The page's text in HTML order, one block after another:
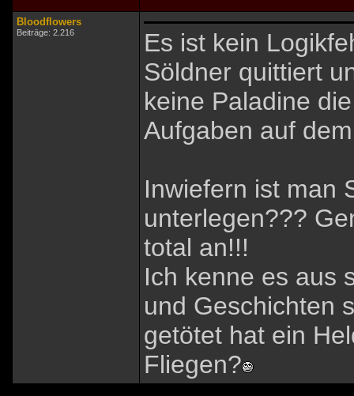
Bloodflowers
Beiträge: 2.216
Es ist kein
Söldner quittiert
keine Paladine
Aufgaben auf
Inwiefern ist man
unterlegen???
total an!!!
Ich kenne es aus
und Geschichten
getötet hat ein
Fliegen?